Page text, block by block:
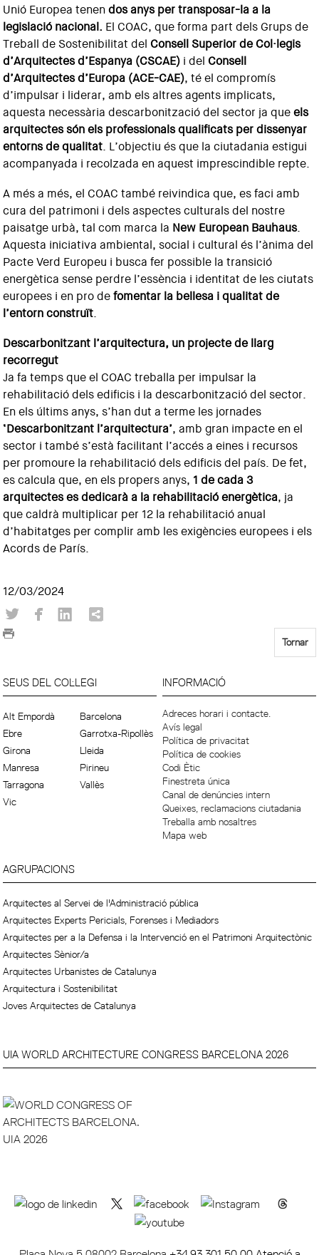
Unió Europea tenendos anys per transposar-la a la
legislació nacional. El COAC, que forma part dels Grups de
Treball de Sostenibilitat del Consell Superior de Col·legis
d’Arquitectes d’Espanya (CSCAE) i del Consell
d’Arquitectes d’Europa (ACE-CAE), té el compromís
d’impulsar i liderar, amb els altres agents implicats,
aquesta necessària descarbonització del sector ja queels
arquitectes són els professionals qualificats per dissenyar
entorns de qualitat. L’objectiu és que la ciutadania estigui
acompanyada i recolzada en aquest imprescindible repte.
A més a més, el COAC també reivindica que, es faci amb
cura del patrimoni i dels aspectes culturals del nostre
paisatge urbà, tal com marca la New European Bauhaus.
Aquesta iniciativa ambiental, social i cultural és l’ànima del
Pacte Verd Europeu i busca fer possible la transició
energètica sense perdre l’essència i identitat de les ciutats
europees i en pro defomentar la bellesa i qualitat de
l’entorn construït.
Descarbonitzant l’arquitectura, un projecte de llarg
recorregut
Ja fa temps que el COAC treballa per impulsar la
rehabilitació dels edificis i la descarbonització del sector.
En els últims anys, s’han dut a terme les jornades
‘Descarbonitzant l’arquitectura’, amb gran impacte en el
sector i també s’està facilitant l’accés a eines i recursos
per promoure la rehabilitació dels edificis del país. De fet,
es calcula que, en els propers anys, 1 de cada 3
arquitectes es dedicarà a la rehabilitació energètica, ja
que caldrà multiplicar per 12 la rehabilitació anual
d’habitatges per complir amb les exigències europees i els
Acords de París.
12/03/2024
Tornar
SEUS DEL COL·LEGI
Alt Empordà
Barcelona
Ebre
Garrotxa-Ripollès
Girona
Lleida
Manresa
Pirineu
Tarragona
Vallès
Vic
INFORMACIÓ
Adreces horari i contacte.
Avís legal
Política de privacitat
Política de cookies
Codi Ètic
Finestreta única
Canal de denúncies intern
Queixes, reclamacions ciutadania
Treballa amb nosaltres
Mapa web
AGRUPACIONS
Arquitectes al Servei de l'Administració pública
Arquitectes Experts Pericials, Forenses i Mediadors
Arquitectes per a la Defensa i la Intervenció en el Patrimoni Arquitectònic
Arquitectes Sènior/a
Arquitectes Urbanistes de Catalunya
Arquitectura i Sostenibilitat
Joves Arquitectes de Catalunya
UIA WORLD ARCHITECTURE CONGRESS BARCELONA 2026